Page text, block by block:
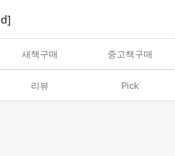
새책구매 중고책구매
리뷰 Pick